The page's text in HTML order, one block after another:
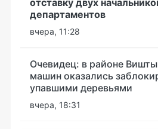
департаментов
вчера, 11:28
Очевидец: в районе
машин оказались
упавшими деревьями
вчера, 18:31